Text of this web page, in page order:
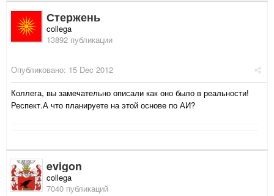
Стержень
collega
13892 публикации
Опубликовано: 15 Dec 2012
Коллега, вы замечательно описали как оно было в реальности!
Респект.А что планируете на этой основе по АИ?
evigon
collega
7040 публикаций